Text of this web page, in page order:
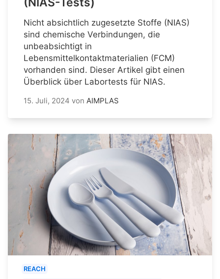
Nicht absichtlich zugesetzte Stoffe (NIAS)
sind chemische Verbindungen, die
unbeabsichtigt in
Lebensmittelkontaktmaterialien (FCM)
vorhanden sind. Dieser Artikel gibt einen
Überblick über Labortests für NIAS.
15. Juli, 2024 von AIMPLAS
REACH